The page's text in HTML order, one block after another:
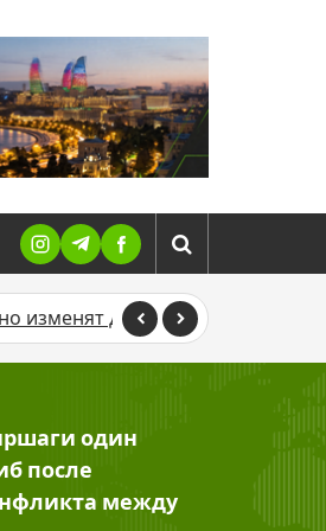
шести автобусных
один
после
между